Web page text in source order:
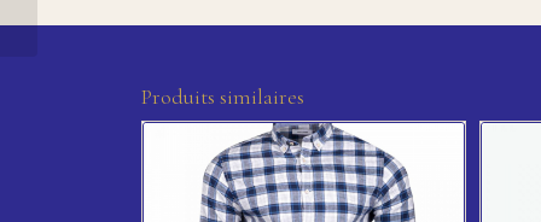
Produits similaires